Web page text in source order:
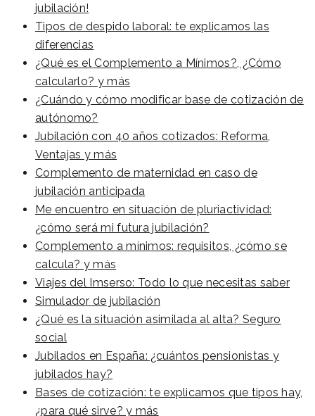
jubilación!
Tipos de despido laboral: te explicamos las
diferencias
¿Qué es el Complemento a Mínimos?, ¿Cómo
calcularlo? y más
¿Cuándo y cómo modificar base de cotización de
autónomo?
Jubilación con 40 años cotizados: Reforma,
Ventajas y más
Complemento de maternidad en caso de
jubilación anticipada
Me encuentro en situación de pluriactividad:
¿cómo será mi futura jubilación?
Complemento a mínimos: requisitos, ¿cómo se
calcula? y más
Viajes del Imserso: Todo lo que necesitas saber
Simulador de jubilación
¿Qué es la situación asimilada al alta? Seguro
social
Jubilados en España: ¿cuántos pensionistas y
jubilados hay?
Bases de cotización: te explicamos que tipos hay,
¿para qué sirve? y más